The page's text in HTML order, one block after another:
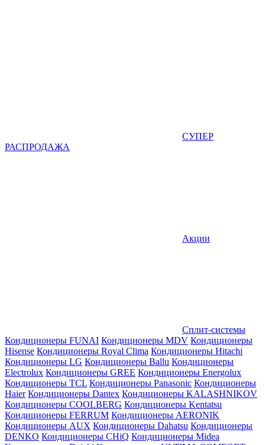
СУПЕР
РАСПРОДАЖА
Акции
Сплит-системы
Кондиционеры FUNAI Кондиционеры MDV Кондиционеры
Hisense Кондиционеры Royal Clima Кондиционеры Hitachi
Кондиционеры LG Кондиционеры Ballu Кондиционеры
Electrolux Кондиционеры GREE Кондиционеры Energolux
Кондиционеры TCL Кондиционеры Panasonic Кондиционеры
Haier Кондиционеры Dantex Кондиционеры KALASHNIKOV
Кондиционеры СOOLBERG Кондиционеры Kentatsu
Кондиционеры FERRUM Кондиционеры AERONIK
Кондиционеры AUX Кондиционеры Dahatsu Кондиционеры
DENKO Кондиционеры CHiQ Кондиционеры Midea